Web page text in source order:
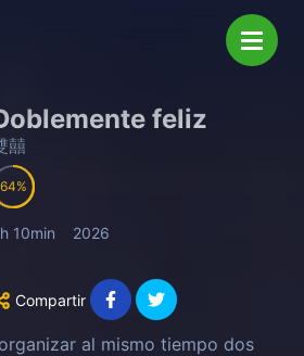
feliz
囍
64
10min 2026
Compartir
al mismo tiempo dos